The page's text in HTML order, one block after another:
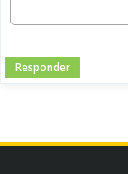
Responder